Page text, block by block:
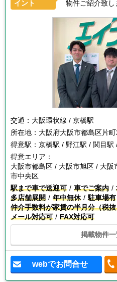
イント 物件ご紹介致し
交通： 大阪環状線 / 京橋駅
所在地： 大阪府大阪市都島区片
得意駅： 京橋駅 / 野江駅 / 関目駅
得意エリア：
大阪市都島区 / 大阪市旭区 / 大
市中央区
駅まで車で送迎可
車でご案内
多店舗展開
年中無休
駐車場有
仲介手数料が家賃の半月分（税
メール対応可
FAX対応可
掲載物件
webでお問合せ